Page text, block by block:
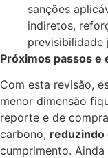
sanções
indiretos,
previsibilidade
Próximos passos
Com esta revisão,
menor dimensão
reporte e de
carbono, reduzindo
cumprimento. Ainda